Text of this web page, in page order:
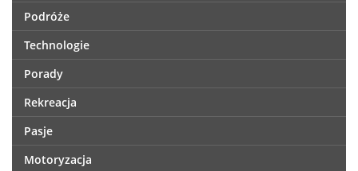
Podróże
Technologie
Porady
Rekreacja
Pasje
Motoryzacja